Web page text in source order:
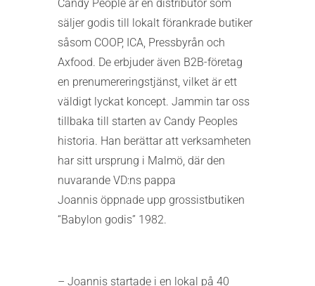
Candy People är en distributör som
säljer godis till lokalt förankrade butiker
såsom COOP, ICA, Pressbyrån och
Axfood. De erbjuder även B2B-företag
en prenumereringstjänst, vilket är ett
väldigt lyckat koncept. Jammin tar oss
tillbaka till starten av Candy Peoples
historia. Han berättar att verksamheten
har sitt ursprung i Malmö, där den
nuvarande VD:ns pappa
Joannis öppnade upp grossistbutiken
“Babylon godis” 1982.
– Joannis startade i en lokal på 40